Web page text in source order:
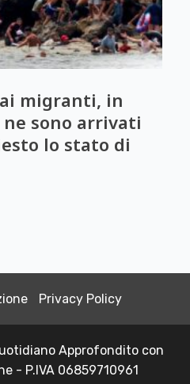
migranti, in
sono arrivati
lo stato di
Privacy Policy
Approfondito con
- P.IVA 06859710961